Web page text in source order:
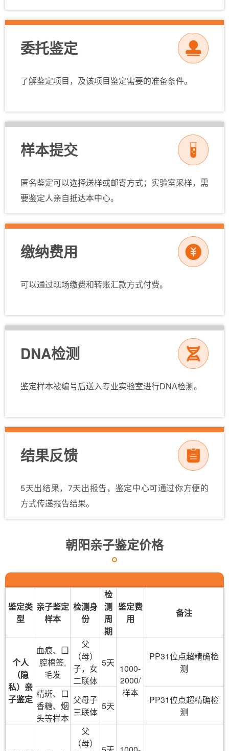
委托鉴定
了解鉴定项目，及该项目鉴定需要的准备条件。
样本提交
匿名鉴定可以选择送样或邮寄方式；实验室采样，需
要鉴定人亲自抵达本中心。
缴纳费用
可以通过现场缴费和转账汇款方式付费。
DNA检测
鉴定样本被编号后送入专业实验室进行DNA检测。
结果反馈
5天出结果，7天出报告，鉴定中心可通过你方便的
方式传递报告结果。
朝阳亲子鉴定价格
鉴定类
型
亲子鉴定
样本
检测身
份
检
测
周
期
鉴定费
用
备注
个人
（隐
私）亲
子鉴定
血痕、囗
腔棉签,
毛发
父
（母）
子，女
二联体
5天
1000-
2000/
样本
PP31位点超精确检
测
精斑、口
香糖、烟
头等样本
父母子
三联体
5天
PP31位点超精确检
测
父
（母）